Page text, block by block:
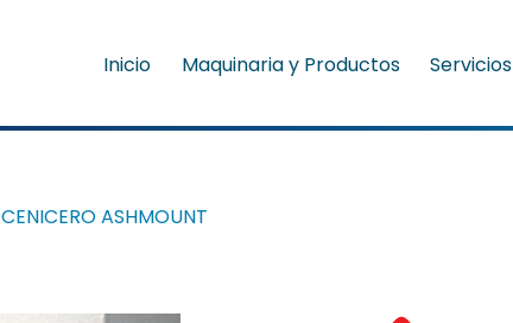
Inicio Maquinaria y Productos Servicios
CENICERO ASHMOUNT